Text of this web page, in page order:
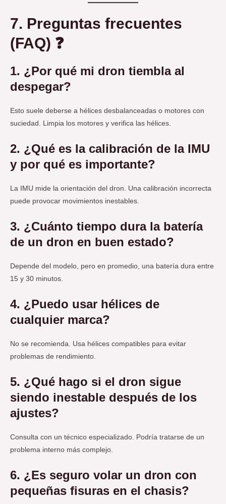
7. Preguntas frecuentes
(FAQ) ❓
1. ¿Por qué mi dron tiembla al
despegar?
Esto suele deberse a hélices desbalanceadas o motores con
suciedad. Limpia los motores y verifica las hélices.
2. ¿Qué es la calibración de la IMU
y por qué es importante?
La IMU mide la orientación del dron. Una calibración incorrecta
puede provocar movimientos inestables.
3. ¿Cuánto tiempo dura la batería
de un dron en buen estado?
Depende del modelo, pero en promedio, una batería dura entre
15 y 30 minutos.
4. ¿Puedo usar hélices de
cualquier marca?
No se recomienda. Usa hélices compatibles para evitar
problemas de rendimiento.
5. ¿Qué hago si el dron sigue
siendo inestable después de los
ajustes?
Consulta con un técnico especializado. Podría tratarse de un
problema interno más complejo.
6. ¿Es seguro volar un dron con
pequeñas fisuras en el chasis?